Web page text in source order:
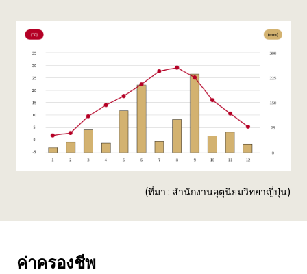
(ที่มา : สำนักงานอุตุนิยมวิทยาญี่ปุ่น)
ค่าครองชีพ